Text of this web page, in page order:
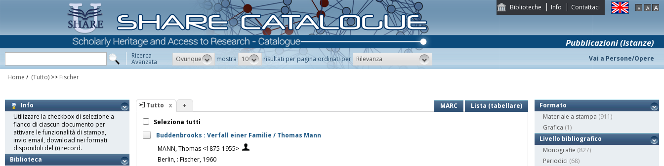
Biblioteche Info Contattaci
Pubblicazioni (Istanze)
Ricerca
Avanzata Ovunque mostra 10 risultati per pagina ordinati per Rilevanza Vai a Persone/Opere
Home / (Tutto) >> Fischer
Info
Utilizzare la checkbox di selezione a
fianco di ciascun documento per
attivare le funzionalità di stampa,
invio email, download nei formati
disponibili del (i) record.
Biblioteca
Tutto + MARC
Lista (tabellare)
Seleziona tutti
Buddenbrooks : Verfall einer Familie / Thomas Mann
MANN, Thomas <1875-1955>
Berlin, : Fischer, 1960
Formato
Materiale a stampa (911)
Grafica (1)
Livello bibliografico
Monografie (827)
Periodici (68)